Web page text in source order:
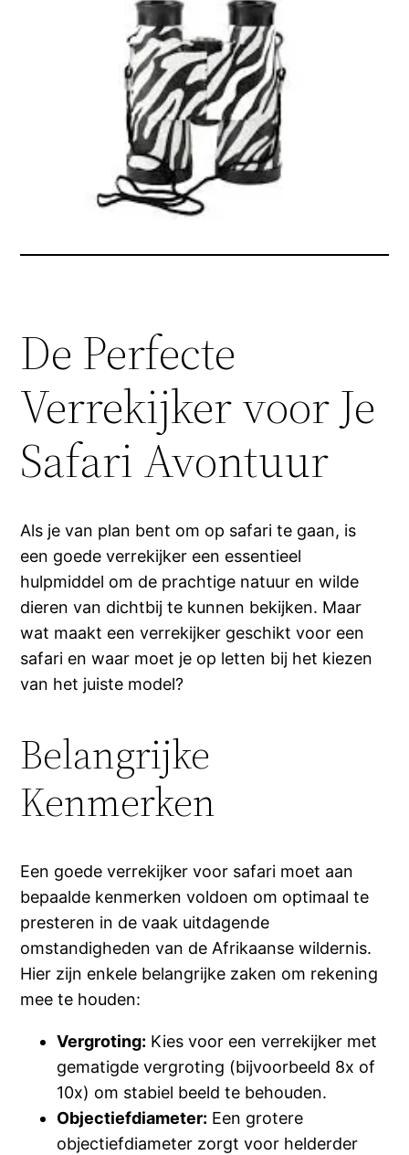
De Perfecte
Verrekijker voor Je
Safari Avontuur
Als je van plan bent om op safari te gaan, is
een goede verrekijker een essentieel
hulpmiddel om de prachtige natuur en wilde
dieren van dichtbij te kunnen bekijken. Maar
wat maakt een verrekijker geschikt voor een
safari en waar moet je op letten bij het kiezen
van het juiste model?
Belangrijke
Kenmerken
Een goede verrekijker voor safari moet aan
bepaalde kenmerken voldoen om optimaal te
presteren in de vaak uitdagende
omstandigheden van de Afrikaanse wildernis.
Hier zijn enkele belangrijke zaken om rekening
mee te houden:
Vergroting: Kies voor een verrekijker met
gematigde vergroting (bijvoorbeeld 8x of
10x) om stabiel beeld te behouden.
Objectiefdiameter: Een grotere
objectiefdiameter zorgt voor helderder